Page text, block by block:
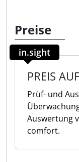
Preise
in.sight
PREIS
Prüf- und
Auswertung
comfort.